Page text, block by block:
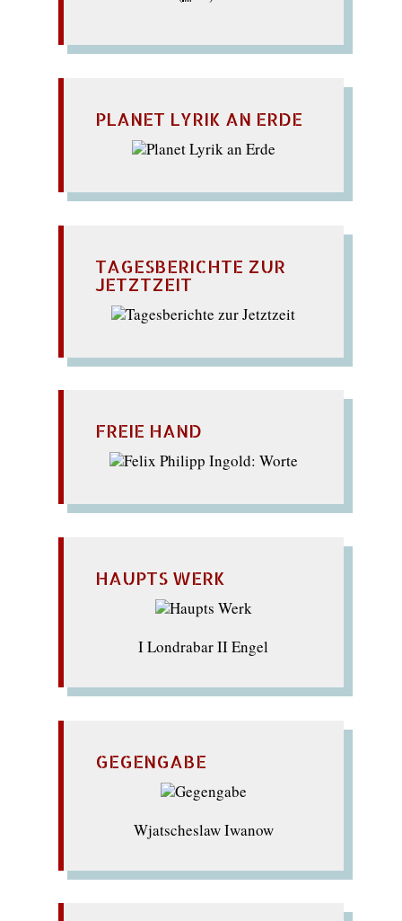
PLANET LYRIK AN ERDE
TAGESBERICHTE ZUR
JETZTZEIT
FREIE HAND
HAUPTS WERK
I Londrabar II Engel
GEGENGABE
Wjatscheslaw Iwanow